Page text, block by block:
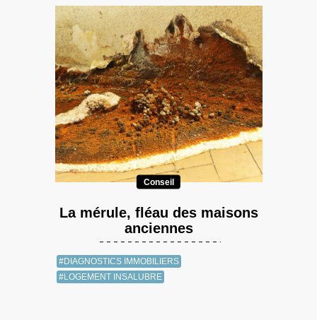
Conseil
La mérule, fléau des maisons
anciennes
#DIAGNOSTICS IMMOBILIERS
#LOGEMENT INSALUBRE